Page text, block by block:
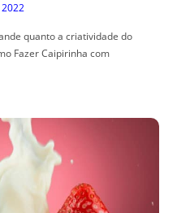
quanto a criatividade do
Fazer Caipirinha com